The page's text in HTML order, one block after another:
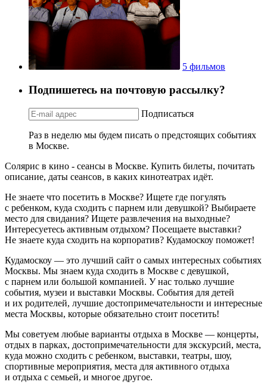
5 фильмов
Подпишетесь на почтовую рассылку?
Подписаться
Раз в неделю мы будем писать о предстоящих событиях
в Москве.
Солярис в кино - сеансы в Москве. Купить билеты, почитать
описание, даты сеансов, в каких кинотеатрах идёт.
Не знаете что посетить в Москве? Ищете где погулять
с ребенком, куда сходить с парнем или девушкой? Выбираете
место для свидания? Ищете развлечения на выходные?
Интересуетесь активным отдыхом? Посещаете выставки?
Не знаете куда сходить на корпоратив? Кудамоскоу поможет!
Кудамоскоу — это лучший сайт о самых интересных событиях
Москвы. Мы знаем куда сходить в Москве с девушкой,
с парнем или большой компанией. У нас только лучшие
события, музеи и выставки Москвы. События для детей
и их родителей, лучшие достопримечательности и интересные
места Москвы, которые обязательно стоит посетить!
Мы советуем любые варианты отдыха в Москве — концерты,
отдых в парках, достопримечательности для экскурсий, места,
куда можно сходить с ребенком, выставки, театры, шоу,
спортивные мероприятия, места для активного отдыха
и отдыха с семьей, и многое другое.